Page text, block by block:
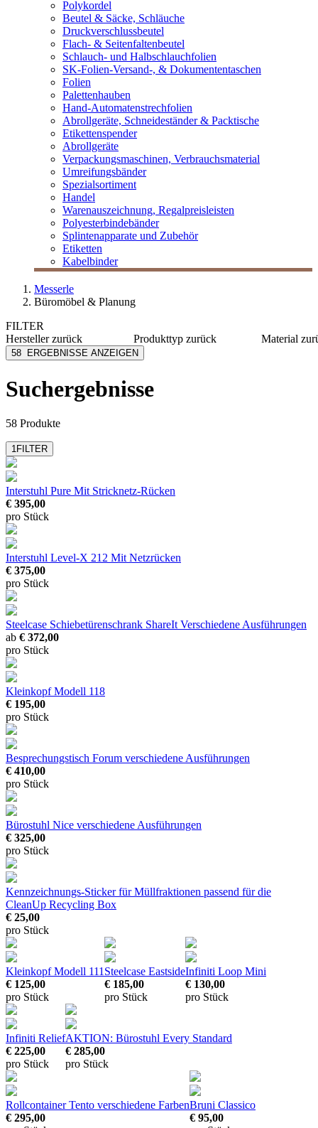
Polykordel
Beutel & Säcke, Schläuche
Druckverschlussbeutel
Flach- & Seitenfaltenbeutel
Schlauch- und Halbschlauchfolien
SK-Folien-Versand-, & Dokumententaschen
Folien
Palettenhauben
Hand-Automatenstrechfolien
Abrollgeräte, Schneideständer & Packtische
Etikettenspender
Abrollgeräte
Verpackungsmaschinen, Verbrauchsmaterial
Umreifungsbänder
Spezialsortiment
Handel
Warenauszeichnung, Regalpreisleisten
Polyesterbindebänder
Splintenapparate und Zubehör
Etiketten
Kabelbinder
Messerle
Büromöbel & Planung
FILTER
Herstellerzurück
Aeris Sitzmöbel
HAG
Infiniti
mehr anzeigen
Produkttyp zurück
Besucherstühle
Material
58 ERGEBNISSE ANZEIGEN
Suchergebnisse
58 Produkte
1FILTER
Interstuhl Pure Mit Stricknetz-Rücken
€ 395,00
pro Stück
Interstuhl Level-X 212 Mit Netzrücken
€ 375,00
pro Stück
Steelcase Schiebetürenschrank ShareIt Verschiedene Ausführungen
ab € 372,00
pro Stück
Kleinkopf Modell 118
€ 195,00
pro Stück
Besprechungstisch Forum verschiedene Ausführungen
€ 410,00
pro Stück
Bürostuhl Nice verschiedene Ausführungen
€ 325,00
pro Stück
Kennzeichnungs-Sticker für Müllfraktionen passend für die
CleanUp Recycling Box
€ 25,00
pro Stück
Kleinkopf Modell 111
€ 125,00
pro Stück
Steelcase Eastside
€ 185,00
pro Stück
Infiniti Loop Mini
€ 130,00
pro Stück
Infiniti Relief
€ 225,00
pro Stück
AKTION: Bürostuhl Every Standard
€ 285,00
pro Stück
Rollcontainer Tento verschiedene Farben
€ 295,00
Bruni Classico
€ 95,00